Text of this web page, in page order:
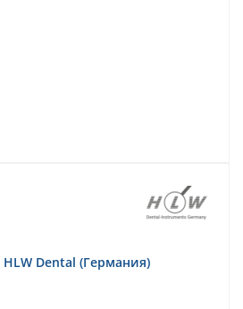
HLW Dental (Германия)